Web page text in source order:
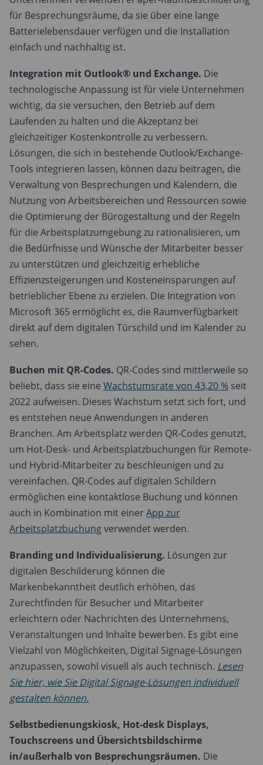
für Besprechungsräume, da sie über eine lange
Batterielebensdauer verfügen und die Installation
einfach und nachhaltig ist.
Integration mit Outlook® und Exchange. Die
technologische Anpassung ist für viele Unternehmen
wichtig, da sie versuchen, den Betrieb auf dem
Laufenden zu halten und die Akzeptanz bei
gleichzeitiger Kostenkontrolle zu verbessern.
Lösungen, die sich in bestehende Outlook/Exchange-
Tools integrieren lassen, können dazu beitragen, die
Verwaltung von Besprechungen und Kalendern, die
Nutzung von Arbeitsbereichen und Ressourcen sowie
die Optimierung der Bürogestaltung und der Regeln
für die Arbeitsplatzumgebung zu rationalisieren, um
die Bedürfnisse und Wünsche der Mitarbeiter besser
zu unterstützen und gleichzeitig erhebliche
Effizienzsteigerungen und Kosteneinsparungen auf
betrieblicher Ebene zu erzielen. Die Integration von
Microsoft 365 ermöglicht es, die Raumverfügbarkeit
direkt auf dem digitalen Türschild und im Kalender zu
sehen.
Buchen mit QR-Codes. QR-Codes sind mittlerweile so
beliebt, dass sie eine Wachstumsrate von 43,20 % seit
2022 aufweisen. Dieses Wachstum setzt sich fort, und
es entstehen neue Anwendungen in anderen
Branchen. Am Arbeitsplatz werden QR-Codes genutzt,
um Hot-Desk- und Arbeitsplatzbuchungen für Remote-
und Hybrid-Mitarbeiter zu beschleunigen und zu
vereinfachen. QR-Codes auf digitalen Schildern
ermöglichen eine kontaktlose Buchung und können
auch in Kombination mit einerApp zur
Arbeitsplatzbuchungverwendet werden.
Branding und Individualisierung. Lösungen zur
digitalen Beschilderung können die
Markenbekanntheit deutlich erhöhen, das
Zurechtfinden für Besucher und Mitarbeiter
erleichtern oder Nachrichten des Unternehmens,
Veranstaltungen und Inhalte bewerben. Es gibt eine
Vielzahl von Möglichkeiten, Digital Signage-Lösungen
anzupassen, sowohl visuell als auch technisch. Lesen
Sie hier, wie Sie Digital Signage-Lösungen individuell
gestalten können.
Selbstbedienungskiosk, Hot-desk Displays,
Touchscreens und Übersichtsbildschirme
in/außerhalb von Besprechungsräumen. Die